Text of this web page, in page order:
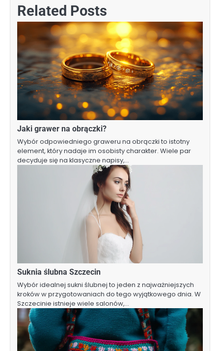
Related Posts
Jaki grawer na obrączki?
Wybór odpowiedniego graweru na obrączki to istotny
element, który nadaje im osobisty charakter. Wiele par
decyduje się na klasyczne napisy,…
Suknia ślubna Szczecin
Wybór idealnej sukni ślubnej to jeden z najważniejszych
kroków w przygotowaniach do tego wyjątkowego dnia. W
Szczecinie istnieje wiele salonów,…